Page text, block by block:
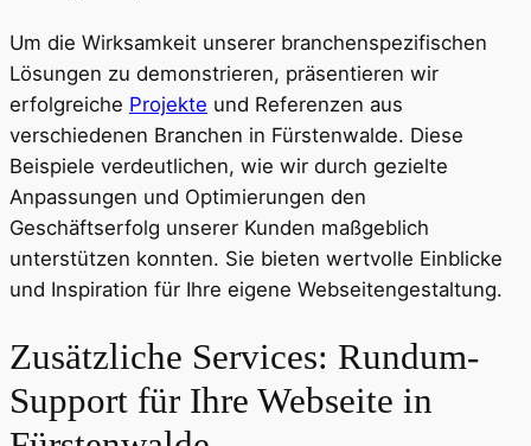
Um die Wirksamkeit unserer branchenspezifischen
Lösungen zu demonstrieren, präsentieren wir
erfolgreiche Projekte und Referenzen aus
verschiedenen Branchen in Fürstenwalde. Diese
Beispiele verdeutlichen, wie wir durch gezielte
Anpassungen und Optimierungen den
Geschäftserfolg unserer Kunden maßgeblich
unterstützen konnten. Sie bieten wertvolle Einblicke
und Inspiration für Ihre eigene Webseitengestaltung.
Zusätzliche Services: Rundum-
Support für Ihre Webseite in